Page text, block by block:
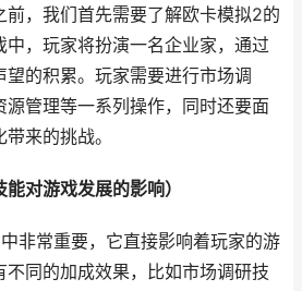
前，我们首先需要了解欧卡模拟2的
，玩家将扮演一名企业家，通过
的积累。玩家需要进行市场调
管理等一系列操作，同时还要面
来的挑战。
对游戏发展的影响）
非常重要，它直接影响着玩家的游
同的加成效果，比如市场调研技